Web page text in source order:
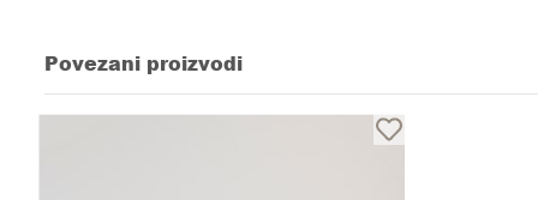
Povezani proizvodi